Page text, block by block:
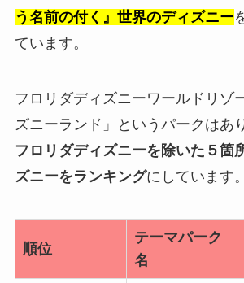
う名前の付く』世界のディズニー
ています。
フロリダディズニーワールドリゾ
ズニーランド」というパークはあ
フロリダディズニーを除いた５箇
ズニーをランキングにしています。
順位
テーマパーク
名